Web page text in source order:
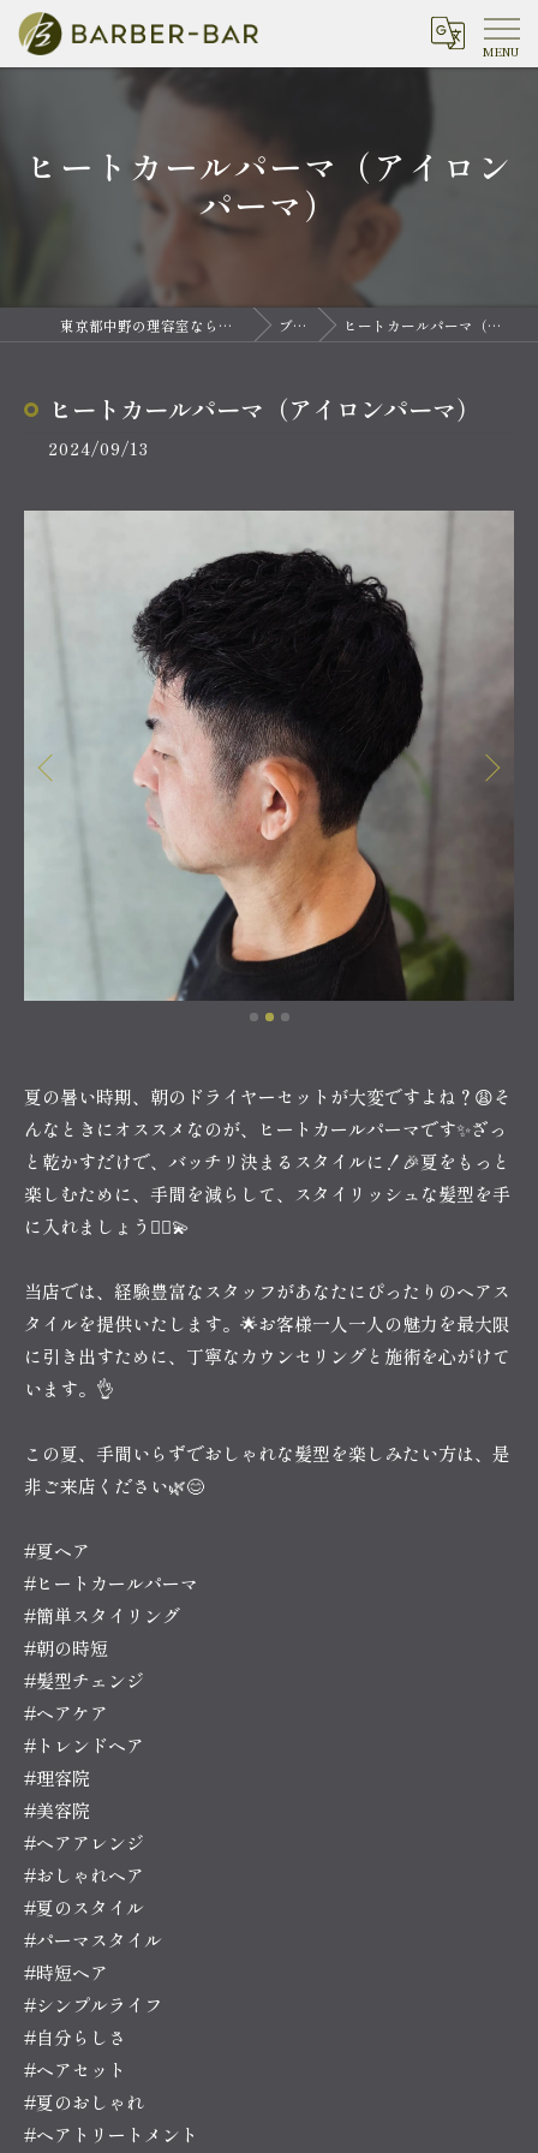
ヒートカールパーマ（アイロン
パーマ）
東京都中野の理容室ならバーバーバー 中野 ブログ ヒートカールパーマ（アイロンパーマ）
ヒートカールパーマ（アイロンパーマ）
2024/09/13
夏の暑い時期、朝のドライヤーセットが大変ですよね？😩そ
んなときにオススメなのが、ヒートカールパーマです✨ざっ
と乾かすだけで、バッチリ決まるスタイルに！🎉夏をもっと
楽しむために、手間を減らして、スタイリッシュな髪型を手
に入れましょう💇‍♀️💫
当店では、経験豊富なスタッフがあなたにぴったりのヘアス
タイルを提供いたします。🌟お客様一人一人の魅力を最大限
に引き出すために、丁寧なカウンセリングと施術を心がけて
います。👌
この夏、手間いらずでおしゃれな髪型を楽しみたい方は、是
非ご来店ください🌿😊
#夏ヘア
#ヒートカールパーマ
#簡単スタイリング
#朝の時短
#髪型チェンジ
#ヘアケア
#トレンドヘア
#理容院
#美容院
#ヘアアレンジ
#おしゃれヘア
#夏のスタイル
#パーマスタイル
#時短ヘア
#シンプルライフ
#自分らしさ
#ヘアセット
#夏のおしゃれ
#ヘアトリートメント